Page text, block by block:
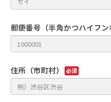
郵便番号（半角かつハイフン
住所（市町村）